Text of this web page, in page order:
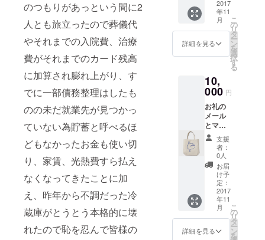
のつもりがあっという間に2
人とも旅立ったので葬儀代
やそれまでの入院費、治療
費がそれまでのカード残高
に加算され膨れ上がり、す
でに一部債務整理はしたも
のの未だ就業先が見つかっ
ていない為貯蓄と呼べるほ
どもなかったお金も使い切
り、家賃、光熱費すら払え
なくなってきたことに加
え、昨年から不調だった冷
蔵庫がとうとう本格的に壊
れたので恥を忍んで皆様の
い、場
所取
り、運
転代行)
などに
きます
が仕事
をして
います
ので休
みの日
など日
程が限
定され
一部対
応出来
ない事
(性的欲
求を満
たすお
手伝
い、犯
材 本
体：ポ
リカー
ボネイ
ト
両面接
ト リン
グ部：
亜鉛合
金
メッキ
処理 ※
リング
部分は
シル
バーで
すが
コール
ドへの
変更も
できま
す ▼印
刷出力/
2017
年11
月
詳細を見る
こ
の
リ
タ
ー
ン
を
選
択
す
る
10,
000 円
お礼の
メール
とマン
ボウイ
ラスト
のトー
トバッ
グ A ▼
素材：
シーチ
ング綿
100%
▼色：
ベー
支援
者：
0人
お届
け予
定：
2017
年11
月
詳細を見る
こ
の
リ
タ
ー
ン
を